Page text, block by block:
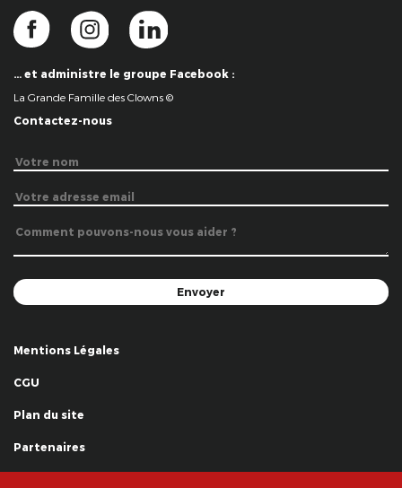
… et administre le groupe Facebook :
La Grande Famille des Clowns ©
Contactez-nous
Mentions Légales
CGU
Plan du site
Partenaires